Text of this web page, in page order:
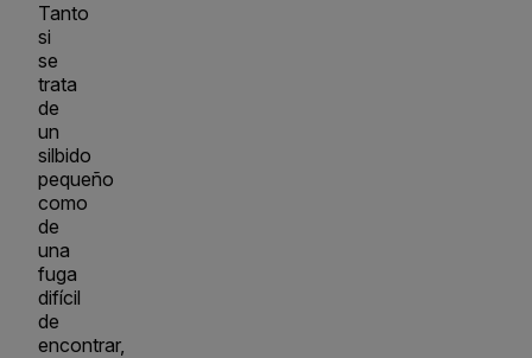
Tanto
si
se
trata
de
un
silbido
pequeño
como
de
una
fuga
difícil
de
encontrar,